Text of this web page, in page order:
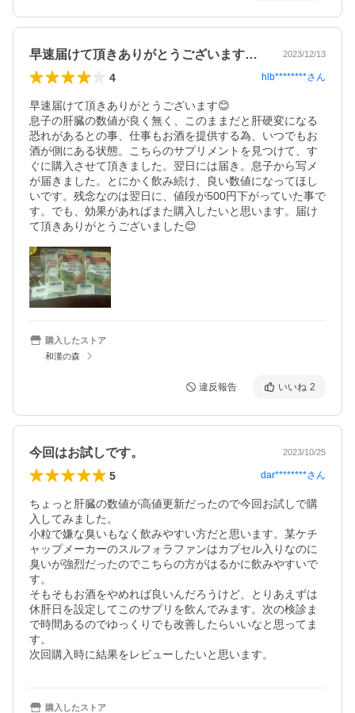
早速届けて頂きありがとうございます😊… 2023/12/13
4 hlb********さん
早速届けて頂きありがとうございます😊
息子の肝臓の数値が良く無く、このままだと肝硬変になる
恐れがあるとの事、仕事もお酒を提供する為、いつでもお
酒が側にある状態。こちらのサプリメントを見つけて、す
ぐに購入させて頂きました。翌日には届き。息子から写メ
が届きました。とにかく飲み続け、良い数値になってほし
いです。残念なのは翌日に、値段が500円下がっていた事で
す。でも、効果があればまた購入したいと思います。届け
て頂きありがとうございました😊
購入したストア
和漢の森
違反報告 いいね 2
今回はお試しです。 2023/10/25
5 dar********さん
ちょっと肝臓の数値が高値更新だったので今回お試しで購
入してみました。
小粒で嫌な臭いもなく飲みやすい方だと思います。某ケチ
ャップメーカーのスルフォラファンはカプセル入りなのに
臭いが強烈だったのでこちらの方がはるかに飲みやすいで
す。
そもそもお酒をやめれば良いんだろうけど、とりあえずは
休肝日を設定してこのサプリを飲んでみます。次の検診ま
で時間あるのでゆっくりでも改善したらいいなと思ってま
す。
次回購入時に結果をレビューしたいと思います。
購入したストア